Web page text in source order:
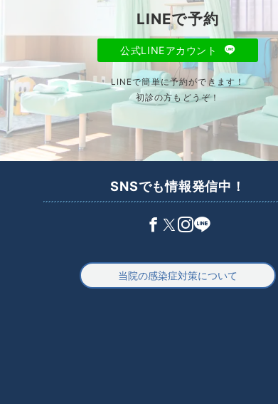
LINEで予約
公式LINEアカウント
LINEで簡単に予約ができます！
初診の方もどうぞ！
SNSでも情報発信中！
当院の感染症対策について